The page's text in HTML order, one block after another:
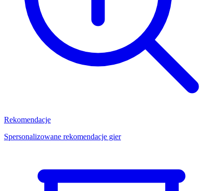
Rekomendacje
Spersonalizowane rekomendacje gier